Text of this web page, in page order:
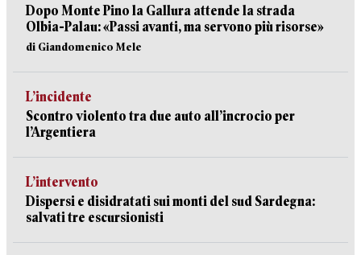
Dopo Monte Pino la Gallura attende la strada
Olbia-Palau: «Passi avanti, ma servono più risorse»
di Giandomenico Mele
L’incidente
Scontro violento tra due auto all’incrocio per
l’Argentiera
L’intervento
Dispersi e disidratati sui monti del sud Sardegna:
salvati tre escursionisti